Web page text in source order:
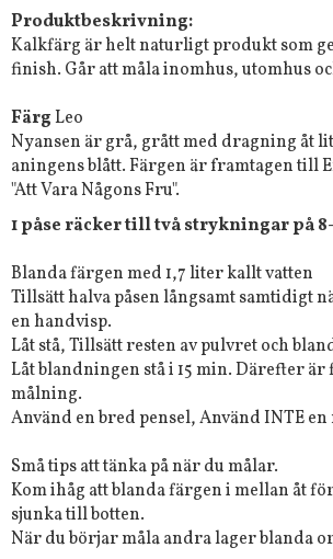
Produktbeskrivning:
Kalkfärg är helt naturligt produkt som
finish. Går att måla inomhus, utomhus
FärgLeo
Nyansen är grå, grått med dragning åt
aningens blått. Färgen är framtagen till
"Att Vara Någons Fru".
1 påse räcker till två strykningar på
Blanda färgen med 1,7 liter kallt vatten
Tillsätt halva påsen långsamt samtidigt
en handvisp.
Låt stå, Tillsätt resten av pulvret och
Låt blandningen stå i 15 min. Därefter
målning.
Använd en bred pensel, Använd INTE
Små tips att tänka på när du målar.
Kom ihåg att blanda färgen i mellan åt
sjunka till botten.
När du börjar måla andra lager blanda